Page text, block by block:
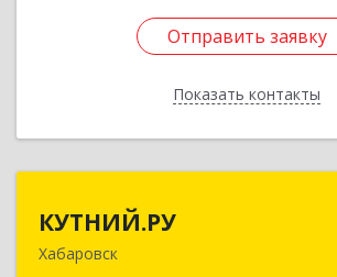
Отправить заявку
Показать контакты
Отправить заявку
Назад
КУТНИЙ.РУ
Хабаровск680007, Хабаровский